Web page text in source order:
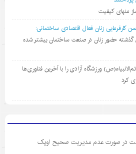
منهای کیفیت
کارفرمایی زنان فعال اقتصادی ساختمانی:
سال گذشته حضور زنان در صنعت ساختمان بیشتر شده
ورزشگاه آزادی را با آخرین فناوری‌ها
کرد
در صورت عدم مدیریت صحیح اوپک